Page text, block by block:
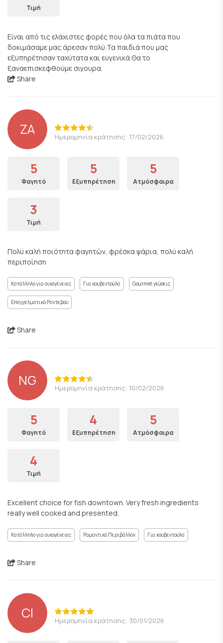
Τιμή
Είναι από τις ελάχιστες φορές που όλα τα πιάτα που
δοκιμάσαμε μας άρεσαν πολύ.Τα παιδιά που μας
εξυπηρέτησαν ταχύτατα και ευγενικά.Θα το
ξαναεπισκεφθούμε σιγουρα.
Share
ZA Ημερομηνία κράτησης: 17/02/2026
5
Φαγητό
5
Εξυπηρέτηση
5
Ατμόσφαιρα
3
Τιμή
Πολύ καλή ποιότητα φαγητών, φρέσκα ψάρια, πολύ καλή
περιποίηση
Κατάλληλο για οικογένειες Για κουβεντούλα Gourmet γεύσεις
Επαγγελματικό Ραντεβού
Share
NG Ημερομηνία κράτησης: 10/02/2026
5
Φαγητό
4
Εξυπηρέτηση
5
Ατμόσφαιρα
4
Τιμή
Excellent choice for fish downtown. Very fresh ingredients
really well cooked and presented.
Κατάλληλο για οικογένειες Ρομαντικό Περιβάλλον Για κουβεντούλα
Share
CI Ημερομηνία κράτησης: 30/01/2026